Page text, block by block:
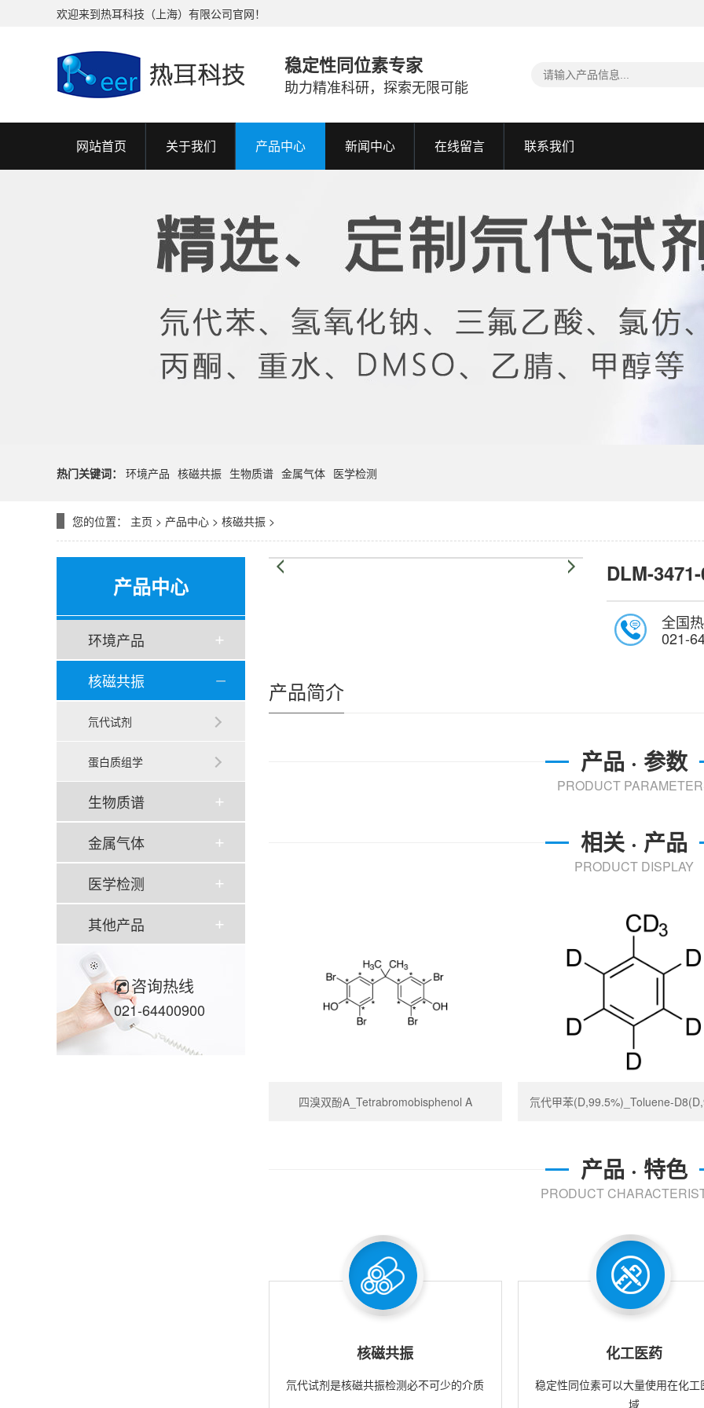
欢迎来到热耳科技（上海）有限公司官网！
稳定性同位素专家
助力精准科研，探索无限可能
网站首页 关于我们 产品中心 新闻中心 在线留言 联系我们
热门关键词： 环境产品 核磁共振 生物质谱 金属气体 医学检测
您的位置： 主页 > 产品中心 > 核磁共振 >
产品中心
环境产品
核磁共振
氘代试剂
蛋白质组学
生物质谱
金属气体
医学检测
其他产品
咨询热线
021-64400900
DLM-
全国
021-
产品简介
产品 · 参数
PRODUCT
相关 · 产品
PRODUCT DISPLAY
四溴双酚A_Tetrabromobisphenol A 氘代甲苯(D,99.5%)_Toluene-
产品 · 特色
PRODUCT
核磁共振
氘代试剂是核磁共振检测必不可少的介质
化工医药
稳定性同位素可以大量使用在化工
域